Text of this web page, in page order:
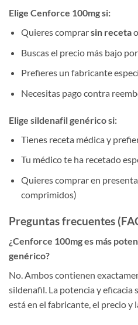
Elige Cenforce 100mg si:
Quieres comprarsin receta
Buscas el precio más bajo
Prefieres un fabricante
Necesitas pago contra
Elige sildenafil genérico si:
Tienes receta médica y
Tu médico te ha recetado
Quieres comprar en
comprimidos)
Preguntas frecuentes
¿Cenforce 100mg es más
genérico?
No. Ambos contienen
sildenafil. La potencia y eficacia
está en el fabricante, el precio y